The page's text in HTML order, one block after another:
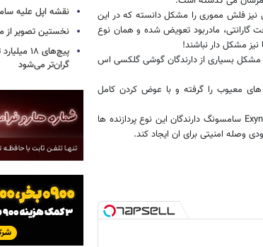
نیز فلش مموری را مشکل دانسته که در این
مادربود تعویض شده و همان نوع
مشکل دار نباشند!
مشکل بسیاری از دارندگان گوشی گلکسی اس
معیوب را گرفته و با عوض کردن کامل
سامسونگ دارندگان این نوع پردازنده ها
وصله امنیتی برای ان ایجاد کند.
نقشه اپل علیه
نخستین تصویر از
پیچ‌های
گران‌تر می‌شود